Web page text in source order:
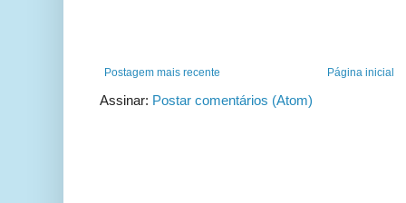
Postagem mais recente Página inicial
Assinar: Postar comentários (Atom)